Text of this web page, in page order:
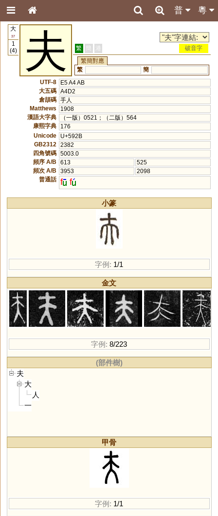
粵
普
大
37
1
(4)
夫 繁 簡 港
破音字
繁簡對應
繁
簡
UTF-8
E5 A4 AB
大五碼 A4D2
倉頡碼 手人
Matthews
1908
漢語大字典
（一版）0521；（二版）564
康熙字典
176
Unicode
U+592B
GB2312
2382
四角號碼 5003.0
頻序 A/B
613
525
頻次 A/B
3953
2098
普通話 f f
小篆
字例: 1/1
金文
字例: 8/223
(部件樹)
夫
大
人
一
甲骨
字例: 1/1